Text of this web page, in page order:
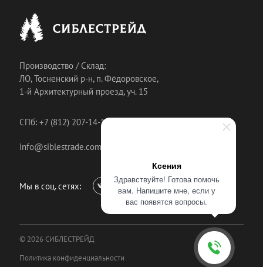
Ксения
Здравствуйте! Готова помочь
вам. Напишите мне, если у
вас появятся вопросы.
Производство / Склад:
ЛО, Тосненский р-н, п. Фёдоровское,
1-й Архитектурный проезд, уч. 15
СПб: +7 (812) 207-14-18
info@siblestrade.com
Мы в соц. сетях:
© 2026 СИБЛЕСТРЕЙД
Политика конфиденциальности